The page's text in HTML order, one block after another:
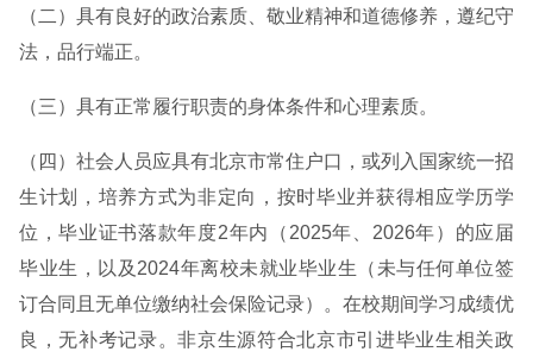
（二）具有良好的政治素质、敬业精神和道德修养，遵纪守
法，品行端正。
（三）具有正常履行职责的身体条件和心理素质。
（四）社会人员应具有北京市常住户口，或列入国家统一招
生计划，培养方式为非定向，按时毕业并获得相应学历学
位，毕业证书落款年度2年内（2025年、2026年）的应届
毕业生，以及2024年离校未就业毕业生（未与任何单位签
订合同且无单位缴纳社会保险记录）。在校期间学习成绩优
良，无补考记录。非京生源符合北京市引进毕业生相关政